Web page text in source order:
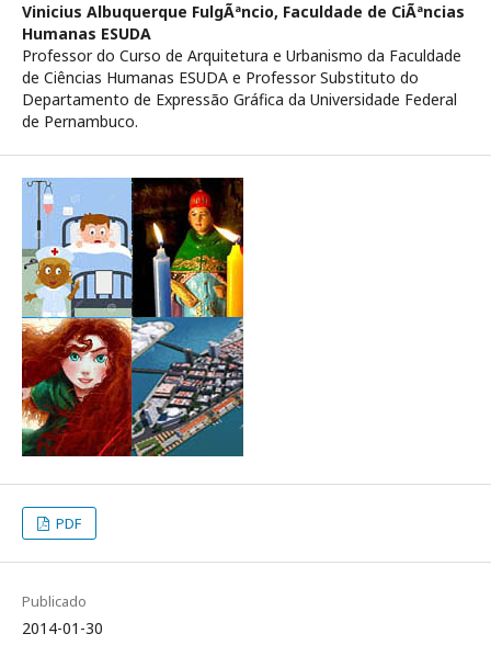
Vinicius Albuquerque FulgÃªncio, Faculdade de CiÃªncias
Humanas ESUDA
Professor do Curso de Arquitetura e Urbanismo da Faculdade
de Ciências Humanas ESUDA e Professor Substituto do
Departamento de Expressão Gráfica da Universidade Federal
de Pernambuco.
PDF
Publicado
2014-01-30